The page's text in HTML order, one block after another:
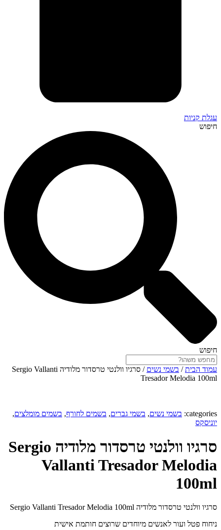
עגלת קניות
חיפוש
חיפוש
עמוד הבית/ בשמי נשים
/ סרגיו וולנטי טרסדור מלודיה Sergio Vallanti
Tresador Melodia 100ml
categories: בשמי נשים, בשמי גברים, בשמים לחורף, בשמים מומלצים,
יוניסקס
סרגיו וולנטי טרסדור מלודיה Sergio
Vallanti Tresador Melodia
100ml
סרגיו וולנטי טרסדור מלודיה Sergio Vallanti Tresador Melodia 100ml
ניחוח פטל ועור לאנשים מיוחדים שרוצים חותמת אישית